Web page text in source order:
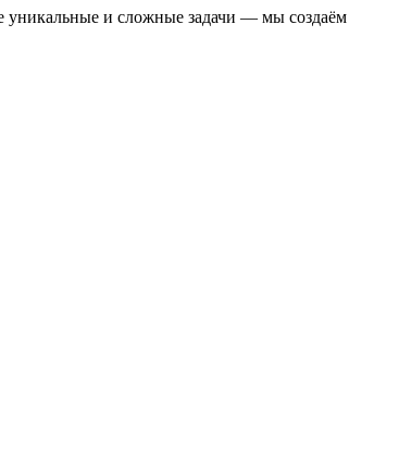
уникальные и сложные задачи — мы создаём